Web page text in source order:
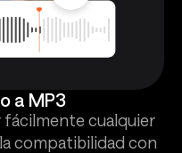
a MP3
cualquier
compatibilidad con